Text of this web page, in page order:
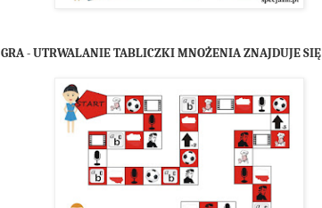
GRA - UTRWALANIE TABLICZKI MNOŻENIA ZNAJDUJE SIĘ